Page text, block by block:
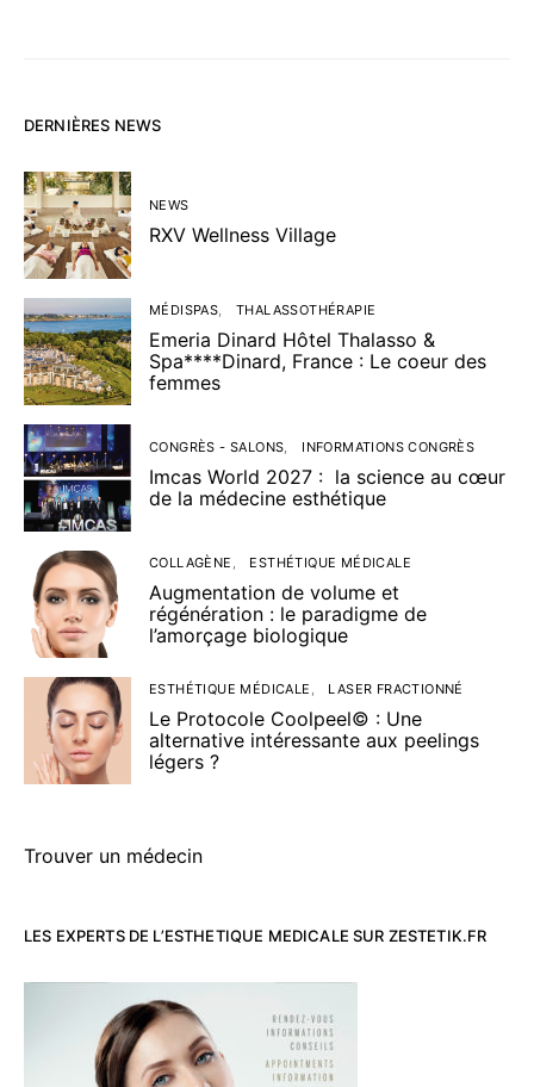
DERNIÈRES NEWS
NEWS
RXV Wellness Village
MÉDISPAS THALASSOTHÉRAPIE
Emeria Dinard Hôtel Thalasso &
Spa****Dinard, France : Le coeur des
femmes
CONGRÈS - SALONS INFORMATIONS CONGRÈS
Imcas World 2027 : la science au cœur
de la médecine esthétique
COLLAGÈNE ESTHÉTIQUE MÉDICALE
Augmentation de volume et
régénération : le paradigme de
l’amorçage biologique
ESTHÉTIQUE MÉDICALE LASER FRACTIONNÉ
Le Protocole Coolpeel© : Une
alternative intéressante aux peelings
légers ?
Trouver un médecin
LES EXPERTS DE L’ESTHETIQUE MEDICALE SUR ZESTETIK.FR